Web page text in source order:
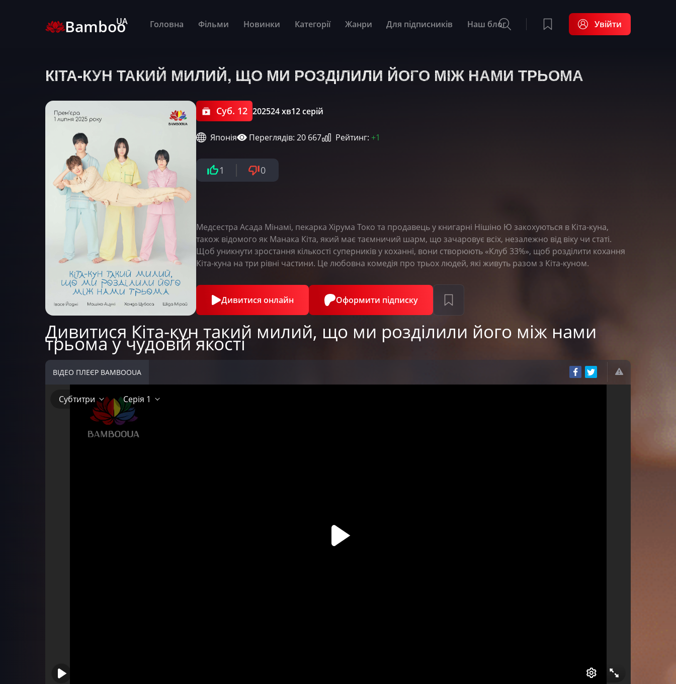
Bamboo
UA Головна Фільми Новинки Категорії Жанри Для підписників Наш блог Увійти
КІТА-КУН ТАКИЙ МИЛИЙ, ЩО МИ РОЗДІЛИЛИ ЙОГО МІЖ НАМИ ТРЬОМА
Суб. 12 202524 хв12 серій
Японія Переглядів: 20 667 Рейтинг: +1
1 0
Медсестра Асада Мінамі, пекарка Хірума Токо та продавець у книгарні Нішіно Ю закохуються в Кіта-куна,
також відомого як Манака Кіта, який має таємничий шарм, що зачаровує всіх, незалежно від віку чи статі.
Щоб уникнути зростання кількості суперників у коханні, вони створюють «Клуб 33%», щоб розділити кохання
Кіта-куна на три рівні частини. Це любовна комедія про трьох людей, які живуть разом з Кіта-куном.
Дивитися онлайн Оформити підписку
Дивитися Кіта-кун такий милий, що ми розділили його між нами
трьома у чудовій якості
ВІДЕО ПЛЕЄР BAMBOOUA
Серія 1
Серія 1
Серія 2
Субтитри